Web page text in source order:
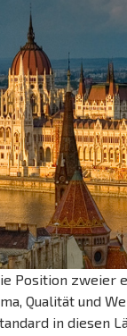
Position zweier
Qualität und
in diesen